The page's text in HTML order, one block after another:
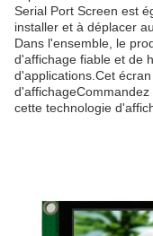
Serial Port Screen est
installer et à déplacer
Dans l'ensemble, le
d'affichage fiable et de
d'applications.Cet
cette technologie